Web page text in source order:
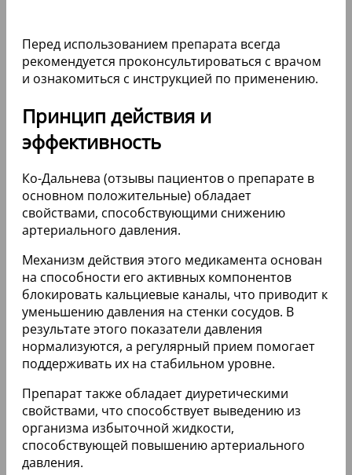
Перед использованием препарата всегда
рекомендуется проконсультироваться с врачом
и ознакомиться с инструкцией по применению.
Принцип действия и
эффективность
Ко-Дальнева (отзывы пациентов о препарате в
основном положительные) обладает
свойствами, способствующими снижению
артериального давления.
Механизм действия этого медикамента основан
на способности его активных компонентов
блокировать кальциевые каналы, что приводит к
уменьшению давления на стенки сосудов. В
результате этого показатели давления
нормализуются, а регулярный прием помогает
поддерживать их на стабильном уровне.
Препарат также обладает диуретическими
свойствами, что способствует выведению из
организма избыточной жидкости,
способствующей повышению артериального
давления.